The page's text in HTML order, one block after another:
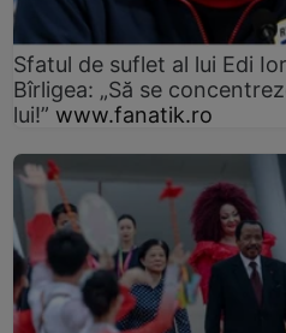
Sfatul de suflet al lui Edi
Bîrligea: „Să se
lui!” www.fanatik.ro